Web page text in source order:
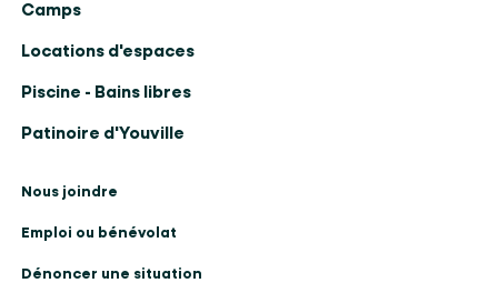
Camps
Locations d'espaces
Piscine - Bains libres
Patinoire d'Youville
Nous joindre
Emploi ou bénévolat
Dénoncer une situation